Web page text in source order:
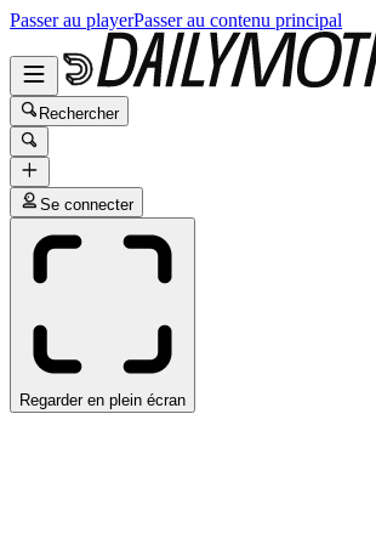
Passer au playerPasser au contenu principal
Rechercher
Se connecter
Regarder en plein écran